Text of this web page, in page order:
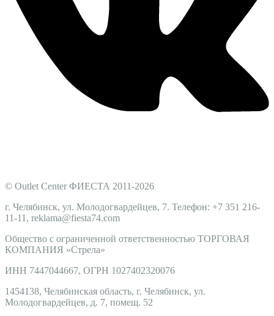
© Outlet Center ФИЕСТА 2011-2026
г. Челябинск, ул. Молодогвардейцев, 7. Телефон: +7 351 216-
11-11, reklama@fiesta74.com
Общество с ограниченной ответственностью ТОРГОВАЯ
КОМПАНИЯ «Стрела»
ИНН 7447044667, ОГРН 1027402320076
1454138, Челябинская область, г. Челябинск, ул.
Молодогвардейцев, д. 7, помещ. 52